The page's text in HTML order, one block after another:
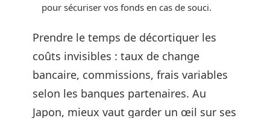
pour sécuriser vos fonds en cas de souci.
Prendre le temps de décortiquer les
coûts invisibles : taux de change
bancaire, commissions, frais variables
selon les banques partenaires. Au
Japon, mieux vaut garder un œil sur ses